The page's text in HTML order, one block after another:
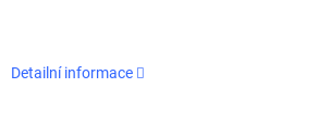
Detailní informace